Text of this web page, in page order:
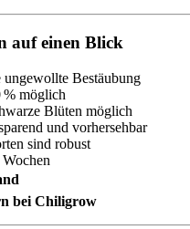
auf einen Blick
ungewollte Bestäubung
% möglich
Blüten möglich
und vorhersehbar
sind robust
bei Chiligrow